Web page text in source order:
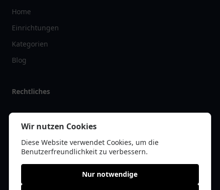
Home
Einrichtungen
Kategorien
Blog
Rechtliches
Impressum
Datenschutz
Kontakt
Wir nutzen Cookies
Diese Website verwendet Cookies, um die
Benutzerfreundlichkeit zu verbessern.
Nur notwendige